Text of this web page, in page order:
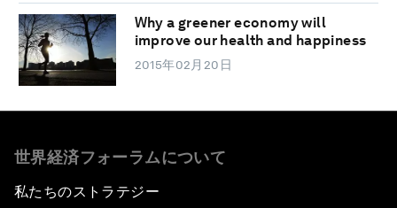
Why a greener economy will
improve our health and happiness
2015年02月20日
世界経済フォーラムについて
私たちのストラテジー